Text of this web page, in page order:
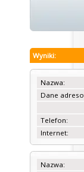
Wyniki:
Nazwa:
Dane
Telefon:
Internet:
Nazwa: